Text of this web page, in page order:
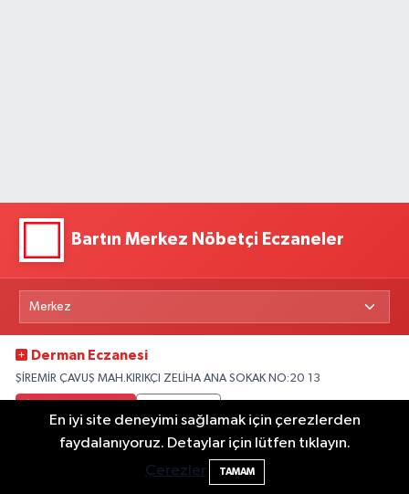
Bartın Merkez Nöbetçi Eczaneler
Derman Eczanesi
ŞİREMİR ÇAVUŞ MAH.KIRIKÇI ZELİHA ANA SOKAK NO:20 13
Ümıt Eczanesi
BARTIN ILI KEMERKÖPRÜ MAH.BÜLENT ECEVİT BULVARI NO:3H
En iyi site deneyimi sağlamak için çerezlerden
faydalanıyoruz. Detaylar için lütfen tıklayın.
Çerezler
TAMAM